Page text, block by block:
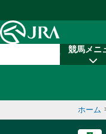
競馬メニ
ホーム